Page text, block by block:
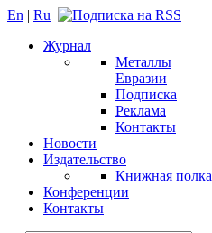
En | Ru
Журнал
Металлы
Евразии
Подписка
Реклама
Контакты
Новости
Издательство
Книжная полка
Конференции
Контакты